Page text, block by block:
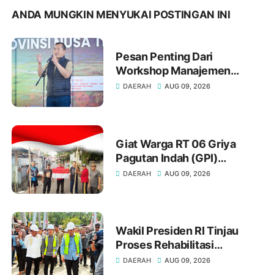
ANDA MUNGKIN MENYUKAI POSTINGAN INI
Pesan Penting Dari
Workshop Manajemen
Risiko di Sembalun: Jangan
DAERAH AUG 09, 2026
Giat Warga RT 06 Griya
Pagutan Indah (GPI)
Mataram Menyambut HUT RI
DAERAH AUG 09, 2026
Wakil Presiden RI Tinjau
Proses Rehabilitasi
Jembatan Lumut, Dorong
DAERAH AUG 09, 2026